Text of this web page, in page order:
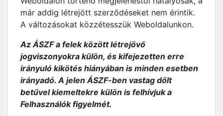
már addig létrejött szerződéseket nem érintik.
A változásokat közzétesszük Weboldalunkon.
Az ÁSZF a felek között létrejövő
jogviszonyokra külön, és kifejezetten erre
irányuló kikötés hiányában is minden esetben
irányadó. A jelen ÁSZF-ben vastag dőlt
betűvel kiemeltekre külön is felhívjuk a
Felhasználók figyelmét.